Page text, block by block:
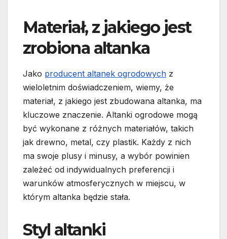
Materiał, z jakiego jest
zrobiona altanka
Jako producent altanek ogrodowych z
wieloletnim doświadczeniem, wiemy, że
materiał, z jakiego jest zbudowana altanka, ma
kluczowe znaczenie. Altanki ogrodowe mogą
być wykonane z różnych materiałów, takich
jak drewno, metal, czy plastik. Każdy z nich
ma swoje plusy i minusy, a wybór powinien
zależeć od indywidualnych preferencji i
warunków atmosferycznych w miejscu, w
którym altanka będzie stała.
Styl altanki